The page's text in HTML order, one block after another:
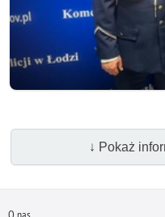
↓ Pokaż